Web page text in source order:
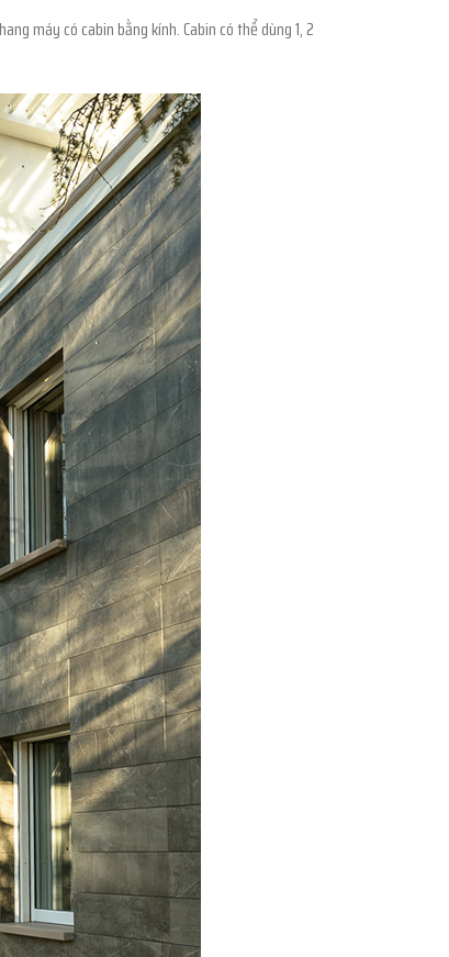
máy có cabin bằng kính. Cabin có thể dùng 1, 2